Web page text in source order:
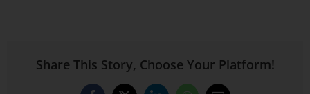
Share This Story, Choose Your Platform!